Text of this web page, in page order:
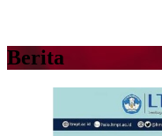
Berita